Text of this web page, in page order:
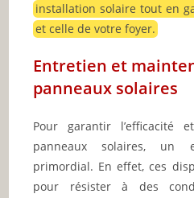
installation solaire tout en
et celle de votre foyer.
Entretien et
panneaux solaires
Pour garantir l’efficacité
panneaux solaires, un
primordial. En effet, ces
pour résister à des